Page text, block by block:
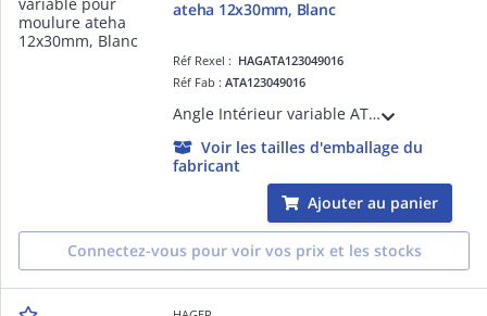
ateha 12x30mm, Blanc
Réf Rexel : HAGATA123049016
Réf Fab :ATA123049016
Angle Intérieur variable ATA 12X30 Pure
Voir les tailles d'emballage du
fabricant
Ajouter au panier
Connectez-vous pour voir vos prix et les stocks